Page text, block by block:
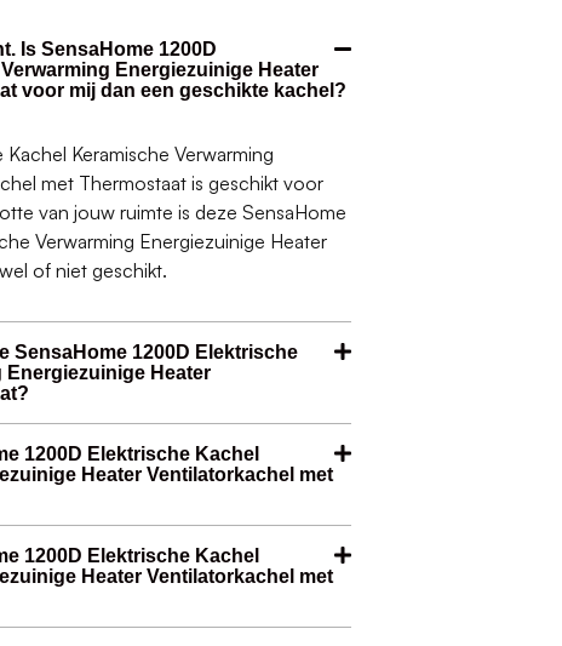
Is SensaHome 1200D
Energiezuinige Heater
voor mij dan een geschikte kachel?
Keramische Verwarming
met Thermostaat is geschikt voor
van jouw ruimte is deze SensaHome
Verwarming Energiezuinige Heater
of niet geschikt.
SensaHome 1200D Elektrische
Energiezuinige Heater
1200D Elektrische Kachel
Heater Ventilatorkachel met
1200D Elektrische Kachel
Heater Ventilatorkachel met